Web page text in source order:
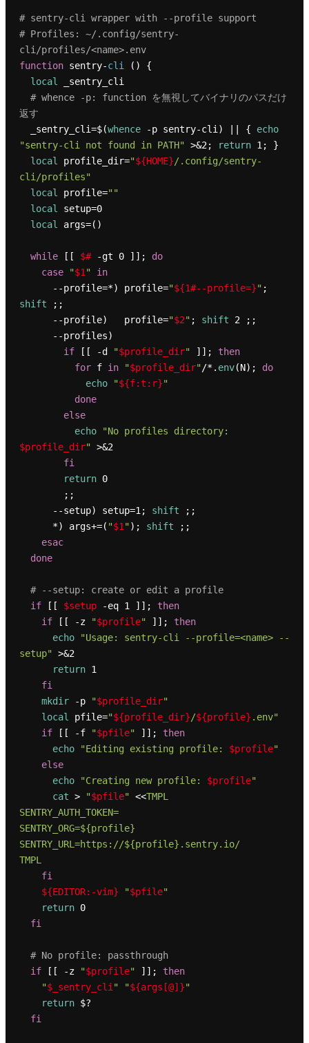
# sentry-cli wrapper with --profile support
# Profiles: ~/.config/sentry-
cli/profiles/<name>.env
function sentry-cli () {
local _sentry_cli
# whence -p: function を無視してバイナリのパスだけ
返す
  _sentry_cli=$(
whence -p sentry-cli) || { echo
"sentry-cli not found in PATH" >&2; return 1; }
local profile_dir="${HOME}/.config/sentry-
cli/profiles"
local profile=""
local setup=0
local args=()
while [[ $# -gt 0 ]]; do
case
"$1"
in
      --profile=*) profile=
"${1#--profile=}"
shift ;;
      --profile)   profile=
"$2" ; shift 2 ;;
if [[ -d "$profile_dir" ]]; then
for f in "$profile_dir"/*. env(N); do
echo
"${f:t:r}"
done
else
echo
$profile_dir" >&2
fi
return 0
      --setup) setup=1;
shift ;;
      *) args+=(
"$1" ); shift ;;
esac
done
# --setup: create or edit a profile
if [[ $setup -eq 1 ]]; then
if [[ -z "$profile" ]]; then
echo
"Usage: sentry-cli --profile=<name> --
setup" >&2
return 1
fi
mkdir -p "$profile_dir"
local pfile="${profile_dir}/${profile} .env"
if [[ -f "$pfile" ]]; then
echo
"Editing existing profile: $profile"
else
echo
"Creating new profile: $profile"
cat > "$pfile" <<TMPL
SENTRY_AUTH_TOKEN=
SENTRY_ORG=${profile}
SENTRY_URL=https://${profile}.sentry.io/
TMPL
fi
${EDITOR:-vim}
"$pfile"
return 0
fi
# No profile: passthrough
if [[ -z "$profile" ]]; then
"$_sentry_cli" "${args[@]}"
return $?
fi